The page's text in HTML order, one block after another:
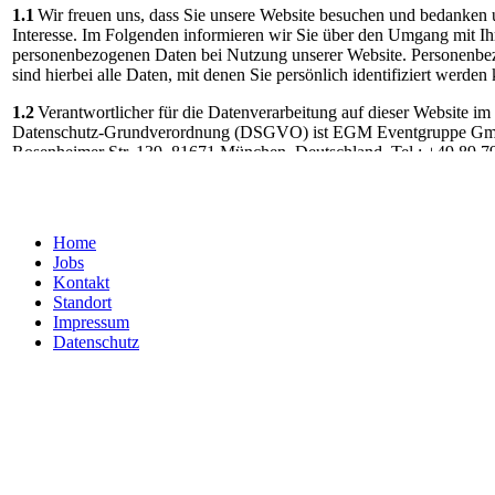
1.1 Wir freuen uns, dass Sie unsere Website besuchen und
Interesse. Im Folgenden informieren wir Sie über den Umgang mit
personenbezogenen Daten bei Nutzung unserer Website.
sind hierbei alle Daten, mit denen Sie persönlich identifiziert werden
1.2Verantwortlicher für die Datenverarbeitung auf dieser Website im
Datenschutz-Grundverordnung (DSGVO) ist EGM Eventgruppe
Rosenheimer Str. 139, 81671 München, Deutschland, Tel.:
Daten Verantwortliche ist diejenige natürliche oder juristische
2) Datenerfassung beim Besuch unserer
Bei der bloß informatorischen Nutzung unserer Website, also wenn
registrieren oder uns anderweitig Informationen übermitteln, erheben
Home
Jobs
Kontakt
Standort
Impressum
Datenschutz